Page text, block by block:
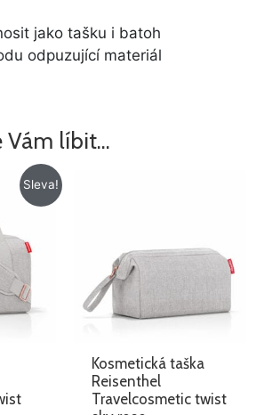
jako tašku i batoh
odpuzující materiál
Vám líbit…
Sleva!
Aktuální
cena
Kosmetická taška
Reisenthel
Travelcosmetic twist